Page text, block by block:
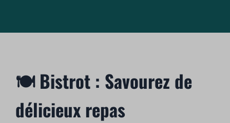
🍽️ Bistrot : Savourez de
délicieux repas